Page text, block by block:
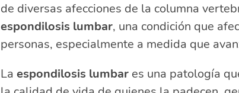
Causas principales de la espondilosis
Opciones de tratamiento para la
Cómo prevenir la espondilosis lumbar en la
Preguntas relacionadas sobre la
de diversas afecciones de la columna
espondilosis lumbar, una condición que
personas, especialmente a medida que
La espondilosis lumbares una patología